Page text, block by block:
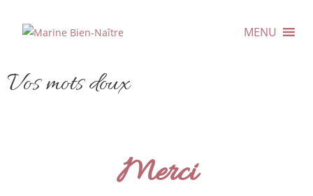
MENU
Vos mots doux
Merci